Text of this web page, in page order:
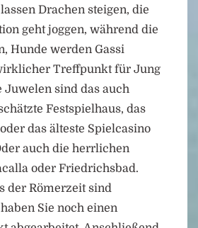
Drachen steigen, die
geht joggen, während die
Hunde werden Gassi
Treffpunkt für Jung
Juwelen sind das auch
Festspielhaus, das
das älteste Spielcasino
auch die herrlichen
oder Friedrichsbad.
der Römerzeit sind
Sie noch einen